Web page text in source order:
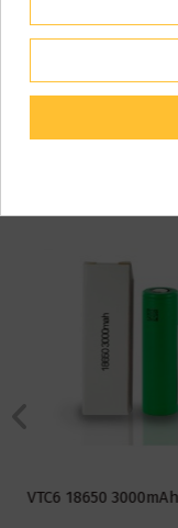
Reseñas (0)
VTC6 18650
Para
Gracias por